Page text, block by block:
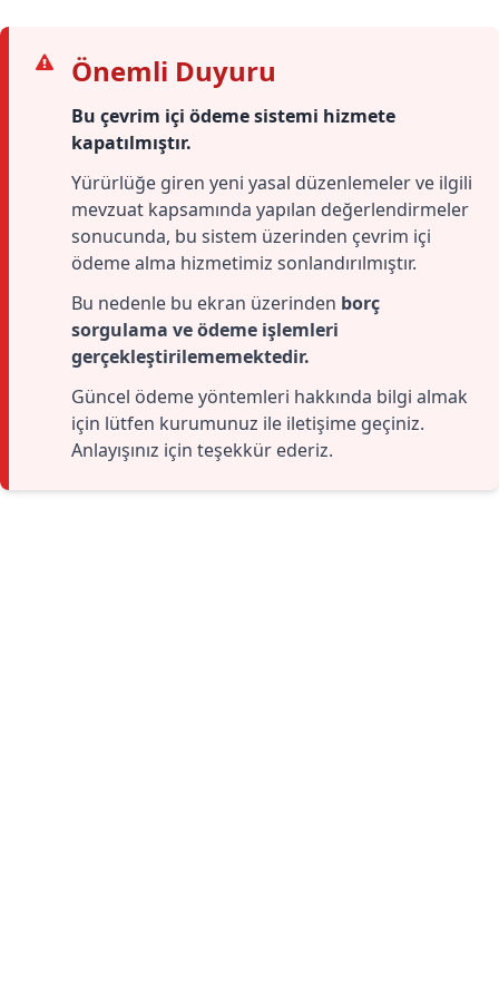
Önemli Duyuru
Bu çevrim içi ödeme sistemi hizmete
kapatılmıştır.
Yürürlüğe giren yeni yasal düzenlemeler ve ilgili
mevzuat kapsamında yapılan değerlendirmeler
sonucunda, bu sistem üzerinden çevrim içi
ödeme alma hizmetimiz sonlandırılmıştır.
Bu nedenle bu ekran üzerinden borç
sorgulama ve ödeme işlemleri
gerçekleştirilememektedir.
Güncel ödeme yöntemleri hakkında bilgi almak
için lütfen kurumunuz ile iletişime geçiniz.
Anlayışınız için teşekkür ederiz.